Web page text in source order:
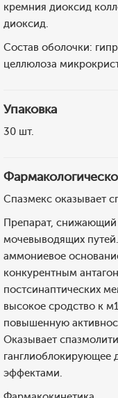
кремния диоксид
диоксид.
Состав оболочки:
целлюлоза
Упаковка
30 шт.
Спазмекс оказывает
Препарат, снижающий
мочевыводящих
аммониевое
конкурентным
постсинаптических
высокое сродство к
повышенную
Оказывает
ганглиоблокирующее
эффектами.